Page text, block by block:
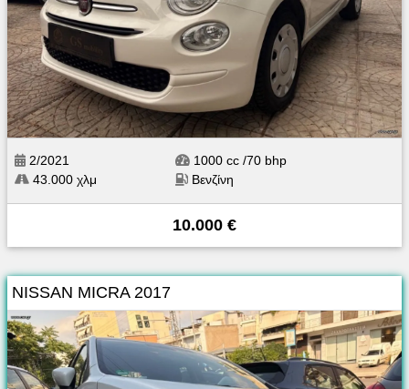
2/2021
43.000 χλμ
1000 cc /70 bhp
Βενζίνη
10.000 €
NISSAN MICRA 2017